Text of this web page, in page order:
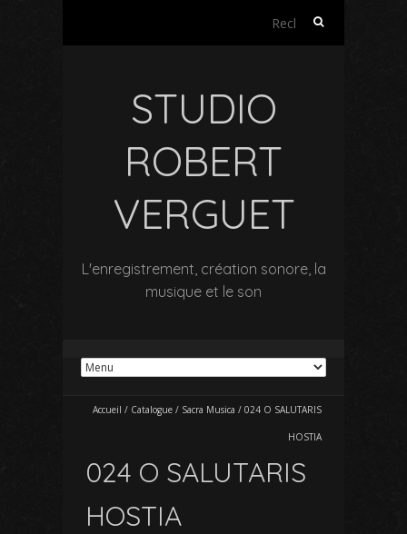
Rechercher :
STUDIO
ROBERT
VERGUET
L'enregistrement, création sonore, la
musique et le son
Accueil / Catalogue / Sacra Musica / 024 O SALUTARIS
HOSTIA
024 O SALUTARIS
HOSTIA